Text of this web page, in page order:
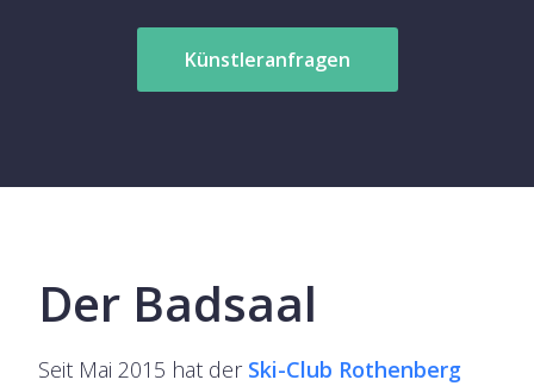
Künstleranfragen
Der Badsaal
Seit Mai 2015 hat der Ski-Club Rothenberg